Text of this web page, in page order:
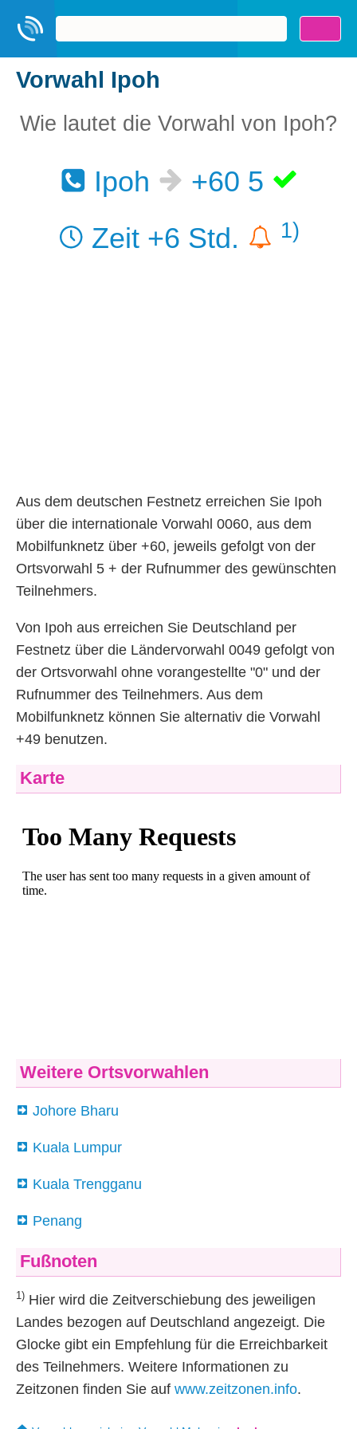
Vorwahl Ipoh
Wie lautet die Vorwahl von Ipoh?
Ipoh
+60 5
Zeit +6 Std.
1)
Aus dem deutschen Festnetz erreichen Sie Ipoh
über die internationale Vorwahl 0060, aus dem
Mobilfunknetz über +60, jeweils gefolgt von der
Ortsvorwahl 5 + der Rufnummer des gewünschten
Teilnehmers.
Von Ipoh aus erreichen Sie Deutschland per
Festnetz über die Ländervorwahl 0049 gefolgt von
der Ortsvorwahl ohne vorangestellte "0" und der
Rufnummer des Teilnehmers. Aus dem
Mobilfunknetz können Sie alternativ die Vorwahl
+49 benutzen.
Karte
Weitere Ortsvorwahlen
Johore Bharu
Kuala Lumpur
Kuala Trengganu
Penang
Fußnoten
1) Hier wird die Zeitverschiebung des jeweiligen
Landes bezogen auf Deutschland angezeigt. Die
Glocke gibt ein Empfehlung für die Erreichbarkeit
des Teilnehmers. Weitere Informationen zu
Zeitzonen finden Sie auf www.zeitzonen.info.